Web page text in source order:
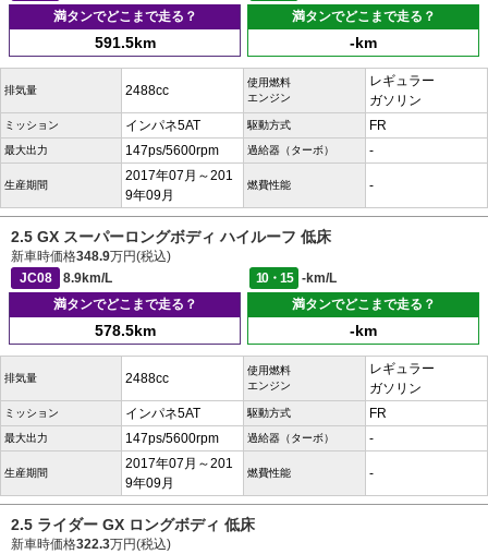
満タンでどこまで走る？
591.5km
満タンでどこまで走る？
-km
排気量 2488cc
使用燃料
エンジン
レギュラー
ガソリン
ミッション インパネ5AT 駆動方式 FR
最大出力 147ps/5600rpm 過給器（ターボ） -
生産期間
2017年07月～201
9年09月
燃費性能 -
2.5 GX スーパーロングボディ ハイルーフ 低床
新車時価格348.9万円(税込)
JC08
8.9km/L 10・15
-km/L
満タンでどこまで走る？
578.5km
満タンでどこまで走る？
-km
排気量 2488cc
使用燃料
エンジン
レギュラー
ガソリン
ミッション インパネ5AT 駆動方式 FR
最大出力 147ps/5600rpm 過給器（ターボ） -
生産期間
2017年07月～201
9年09月
燃費性能 -
2.5 ライダー GX ロングボディ 低床
新車時価格322.3万円(税込)